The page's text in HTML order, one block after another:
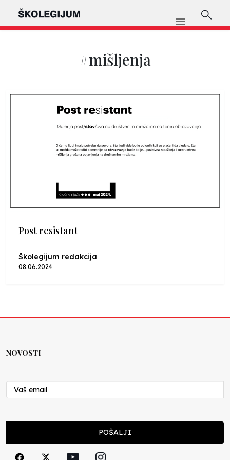
#mišljenja
Post resistant
Školegijum redakcija
08.06.2024
NOVOSTI
POŠALJI